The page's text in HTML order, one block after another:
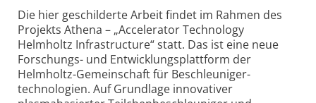
Die hier geschilderte Arbeit findet im Rahmen des
Projekts Athena – „Accelerator Technology
Helmholtz Infrastructure“ statt. Das ist eine neue
Forschungs- und Entwicklungs­plattform der
Helmholtz-Gemeinschaft für Beschleuniger­
technologien. Auf Grundlage innovativer